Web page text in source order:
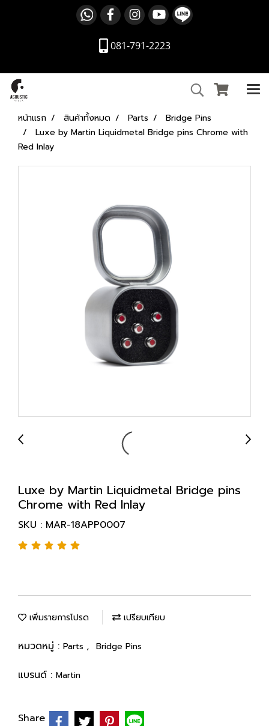
081-791-2223
หน้าแรก สินค้าทั้งหมด Parts
Bridge Pins
Luxe by Martin Liquidmetal Bridge pins Chrome with
Red Inlay
Luxe by Martin Liquidmetal Bridge pins
Chrome with Red Inlay
SKU : MAR-18APP0007
เพิ่มรายการโปรด เปรียบเทียบ
หมวดหมู่ : Parts , Bridge Pins
แบรนด์ : Martin
Share